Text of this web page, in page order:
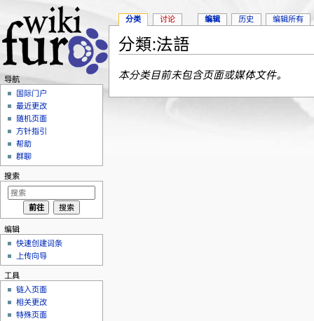
分類:法語
本分类目前未包含页面或媒体文件。
分类 讨论 编辑 历史 编辑所有
导航
国际门户
最近更改
随机页面
方针指引
帮助
群聊
搜索
编辑
快速创建词条
上传向导
工具
链入页面
相关更改
特殊页面